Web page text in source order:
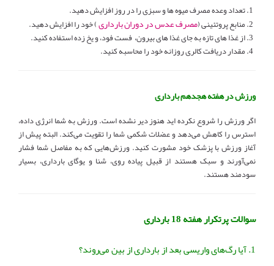
مصرف عدس در دوران بارداری) خود را افزایش دهید.
ورزش در هفته هجدهم بارداری
اگر ورزش را شروع نکرده ‌اید هنوز دیر نشده است. ورزش به شما انرژی داده،
استرس را کاهش می‌دهد و عضلات شکمی شما را تقویت می‌کند. البته پیش از
آغاز ورزش با پزشک خود مشورت کنید. ورزش‌هایی که به مفاصل شما فشار
نمی‌آورند و سبک هستند از قبیل پیاده روی، شنا و یوگای بارداری، بسیار
سودمند هستند.
سوالات پرتکرار هفته 18 بارداری
1. آیا رگ‌های واریسی بعد از بارداری از بین می‌روند؟